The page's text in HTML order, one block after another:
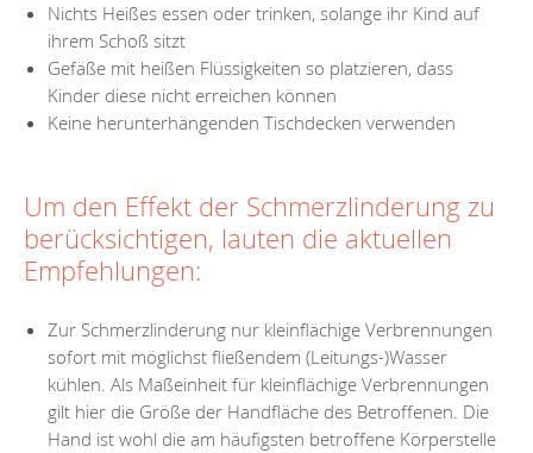
Nichts Heißes essen oder trinken, solange ihr Kind auf
ihrem Schoß sitzt
Gefäße mit heißen Flüssigkeiten so platzieren, dass
Kinder diese nicht erreichen können
Keine herunterhängenden Tischdecken verwenden
Um den Effekt der Schmerzlinderung zu
berücksichtigen, lauten die aktuellen
Empfehlungen:
Zur Schmerzlinderung nur kleinflächige Verbrennungen
sofort mit möglichst fließendem (Leitungs-)Wasser
kühlen. Als Maßeinheit für kleinflächige Verbrennungen
gilt hier die Größe der Handfläche des Betroffenen. Die
Hand ist wohl die am häufigsten betroffene Körperstelle